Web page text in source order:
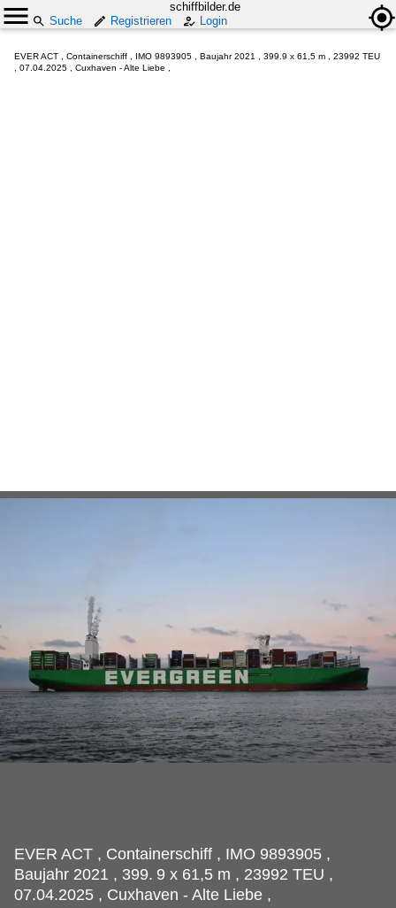
schiffbilder.de
Suche
Registrieren Login
EVER ACT , Containerschiff , IMO 9893905 , Baujahr 2021 , 399.9 x 61,5 m , 23992 TEU
, 07.04.2025 , Cuxhaven - Alte Liebe ,
EVER ACT , Containerschiff , IMO 9893905 ,
Baujahr 2021 , 399. 9 x 61,5 m , 23992 TEU ,
07.04.2025 , Cuxhaven - Alte Liebe ,